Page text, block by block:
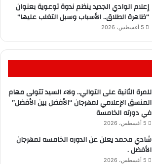
إعلام الوادي الجديد ينظم ندوة توعوية بعنوان
“ظاهرة الطلاق.. الأسباب وسبل التغلب عليها”
5 أغسطس، 2026
للمرة الثانية على التوالي.. ولاء السيد تتولى مهام
المنسق الإعلامي لمهرجان “الأفضل بين الأفضل”
في دورته الخامسة
5 أغسطس، 2026
شادي محمد يعلن عن الدوره الخامسه لمهرجان
الأفضل .
5 أغسطس، 2026